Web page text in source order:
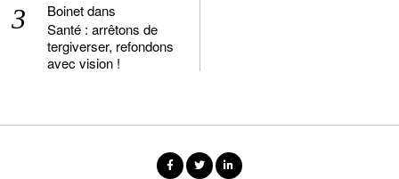
Boinetdans
Santé : arrêtons de
tergiverser, refondons
avec vision !